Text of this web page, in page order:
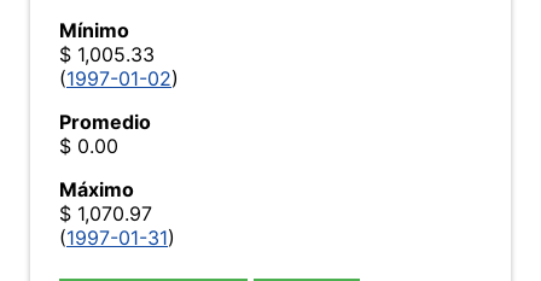
Mínimo
$ 1,005.33
(1997-01-02)
Promedio
$ 0.00
Máximo
$ 1,070.97
(1997-01-31)